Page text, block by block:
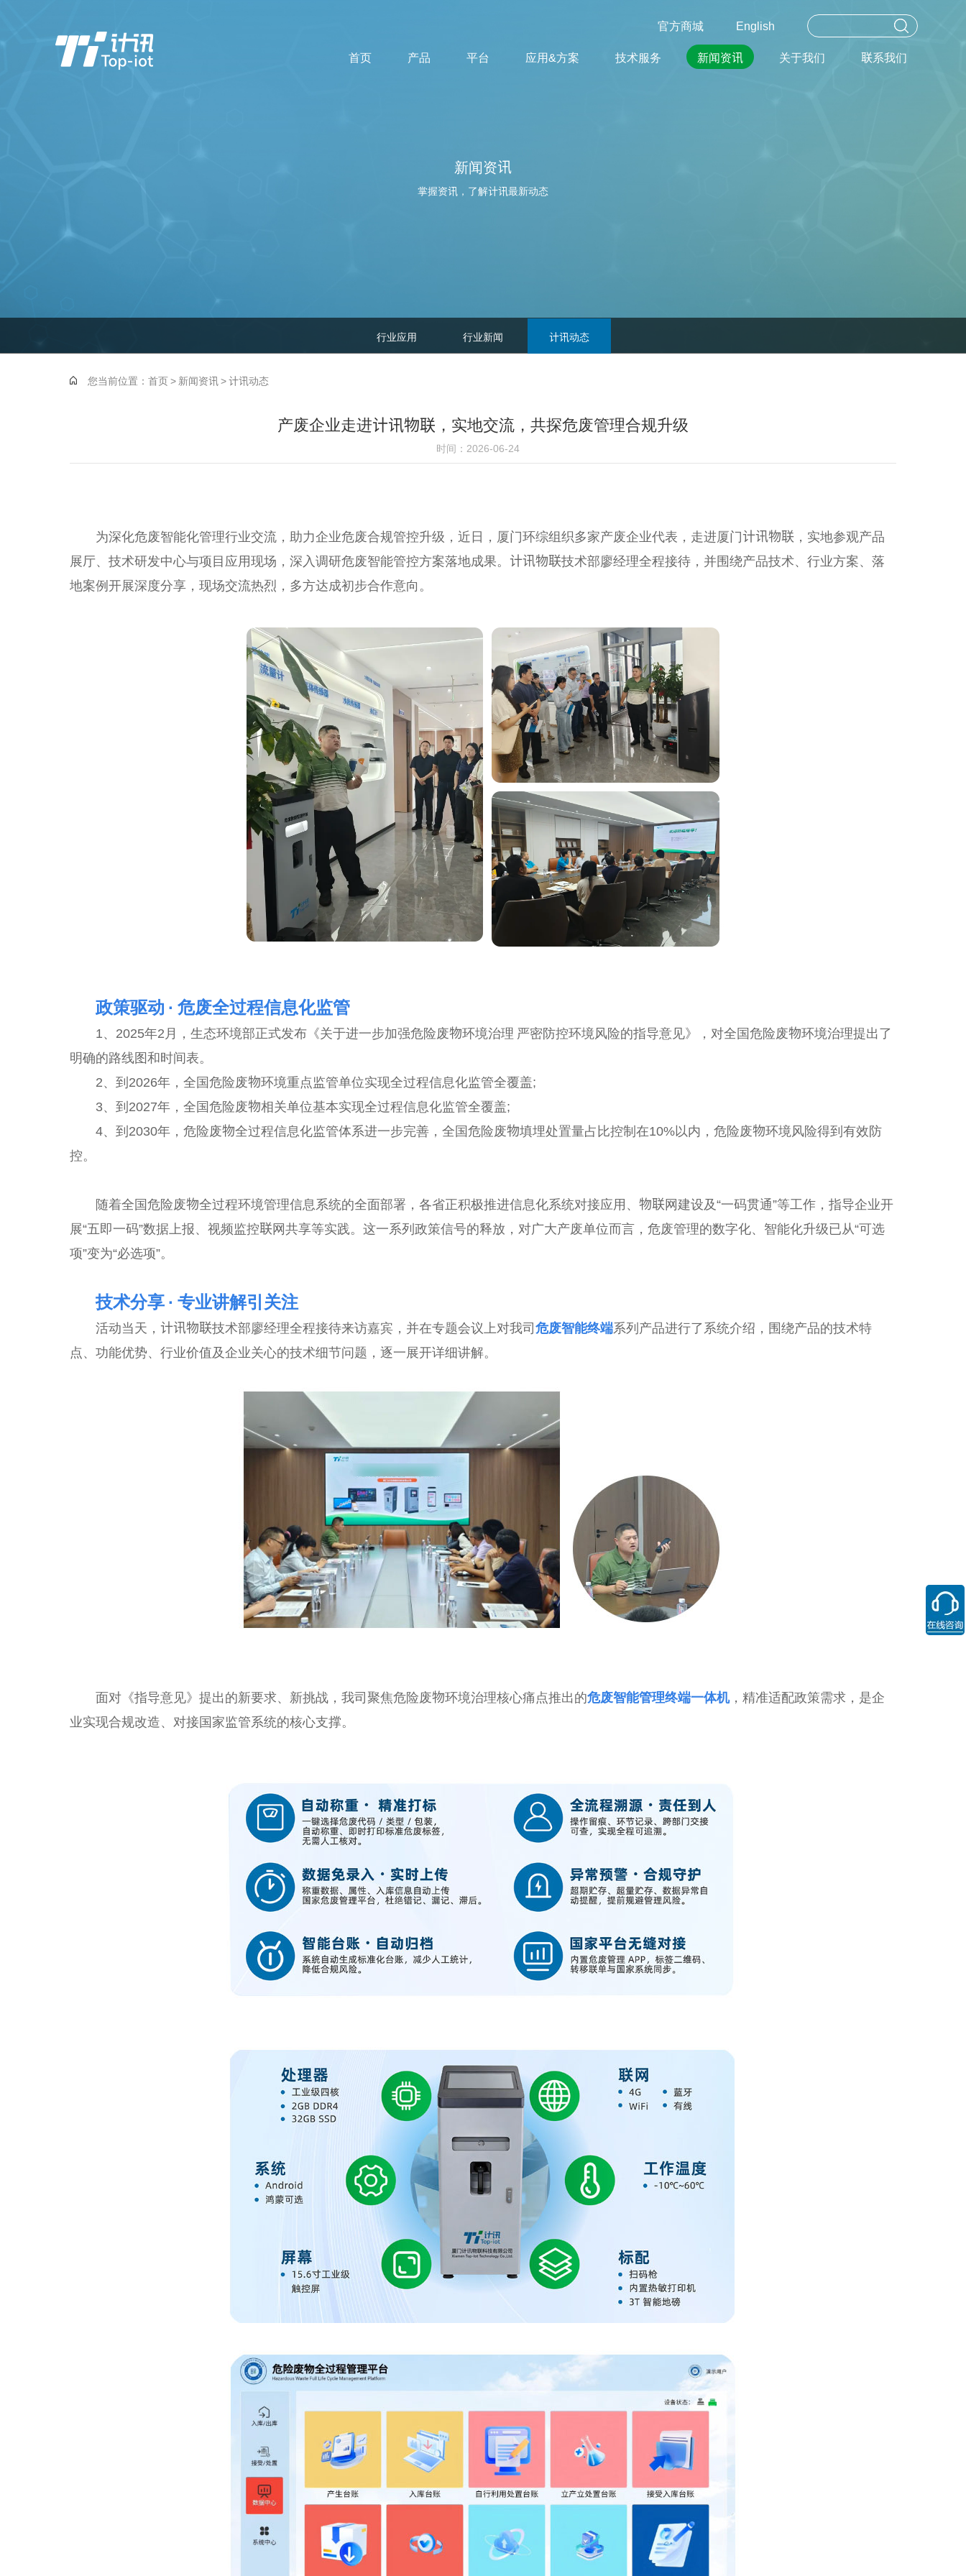
English
官方商城
首页
产品 平台 应用&方案 技术服务 新闻资讯 关于我们 联系我们
新闻资讯
掌握资讯，了解计讯最新动态
行业应用 行业新闻 计讯动态
您当前位置： 首页> 新闻资讯 >计讯动态
产废企业走进计讯物联，实地交流，共探危废管理合规升级
时间：2026-06-24
为深化危废智能化管理行业交流，助力企业危废合规管控升级，近日，厦门环综组织多家产废企业代表，走进厦门计讯物联，实地参观产品
展厅、技术研发中心与项目应用现场，深入调研危废智能管控方案落地成果。计讯物联技术部廖经理全程接待，并围绕产品技术、行业方案、落
地案例开展深度分享，现场交流热烈，多方达成初步合作意向。
政策驱动 · 危废全过程信息化监管
1、2025年2月，生态环境部正式发布《关于进一步加强危险废物环境治理 严密防控环境风险的指导意见》，对全国危险废物环境治理提出了
明确的路线图和时间表。
2、到2026年，全国危险废物环境重点监管单位实现全过程信息化监管全覆盖;
3、到2027年，全国危险废物相关单位基本实现全过程信息化监管全覆盖;
4、到2030年，危险废物全过程信息化监管体系进一步完善，全国危险废物填埋处置量占比控制在10%以内，危险废物环境风险得到有效防
控。
随着全国危险废物全过程环境管理信息系统的全面部署，各省正积极推进信息化系统对接应用、物联网建设及“一码贯通”等工作，指导企业开
展“五即一码”数据上报、视频监控联网共享等实践。这一系列政策信号的释放，对广大产废单位而言，危废管理的数字化、智能化升级已从“可选
项”变为“必选项”。
技术分享 · 专业讲解引关注
活动当天，计讯物联技术部廖经理全程接待来访嘉宾，并在专题会议上对我司危废智能终端系列产品进行了系统介绍，围绕产品的技术特
点、功能优势、行业价值及企业关心的技术细节问题，逐一展开详细讲解。
面对《指导意见》提出的新要求、新挑战，我司聚焦危险废物环境治理核心痛点推出的危废智能管理终端一体机，精准适配政策需求，是企
业实现合规改造、对接国家监管系统的核心支撑。